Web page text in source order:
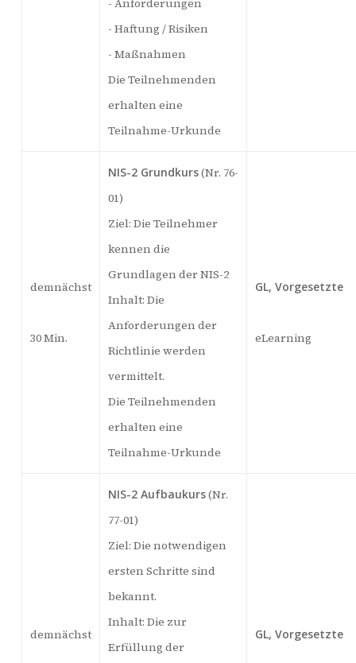
- Haftung / Risiken
- Maßnahmen
Die Teilnehmenden
erhalten eine
Teilnahme-Urkunde
demnächst
30 Min.
NIS-2 Grundkurs(Nr. 76-
01)
Ziel: Die Teilnehmer
kennen die
Grundlagen der NIS-2
Inhalt: Die
Anforderungen der
Richtlinie werden
vermittelt.
Die Teilnehmenden
erhalten eine
Teilnahme-Urkunde
GL, Vorgesetzte
eLearning
demnächst
NIS-2 Aufbaukurs(Nr.
77-01)
Ziel: Die notwendigen
ersten Schritte sind
bekannt.
Inhalt: Die zur
Erfüllung der
GL, Vorgesetzte